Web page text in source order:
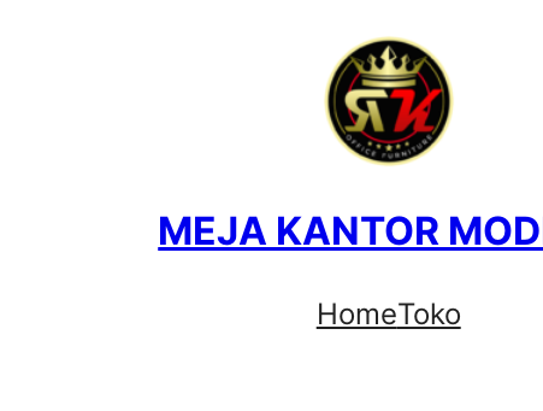
MEJA KANTOR
HomeToko